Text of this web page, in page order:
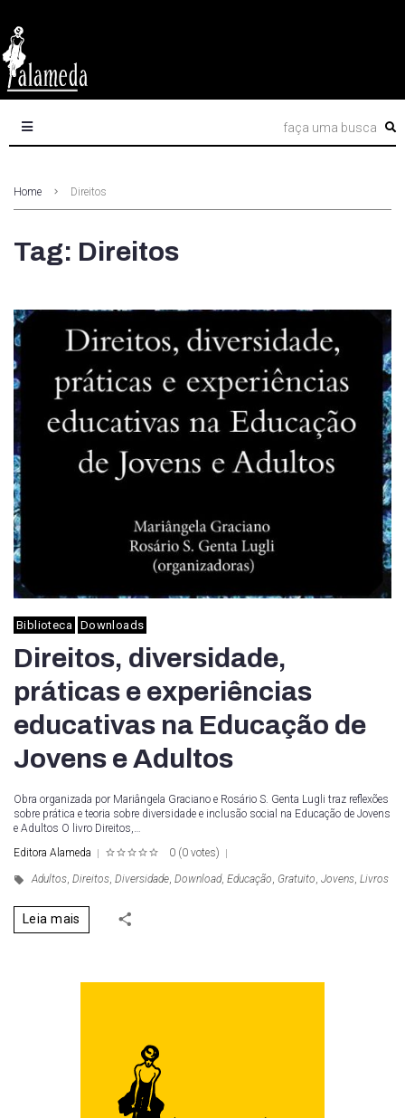
Home Direitos
Tag: Direitos
Biblioteca Downloads
Direitos, diversidade,
práticas e experiências
educativas na Educação de
Jovens e Adultos
Obra organizada por Mariângela Graciano e Rosário S. Genta Lugli traz reflexões
sobre prática e teoria sobre diversidade e inclusão social na Educação de Jovens
e Adultos O livro Direitos,…
Editora Alameda
0 (0 votes)
Adultos, Direitos, Diversidade, Download, Educação, Gratuito, Jovens, Livros
Leia mais